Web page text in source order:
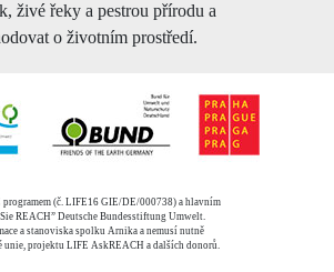
živé řeky a pestrou přírodu a
o životním prostředí.
(č. LIFE16 GIE/DE/000738) a hlavním
REACH” Deutsche Bundesstiftung Umwelt.
a stanoviska spolku Arnika a nemusí nutně
projektu LIFE AskREACH a dalších donorů.